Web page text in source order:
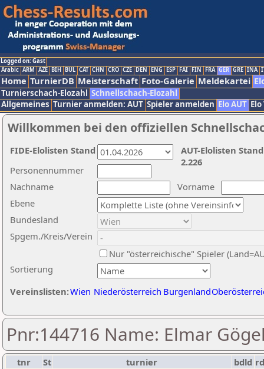
Logged on: Gast
Arabic ARM AZE BIH BUL CAT CHN CRO CZE DEN ENG ESP FAI FIN FRA GER GRE INA
Home TurnierDB Meisterschaft Foto-Galerie Meldekartei
Turnierschach-Elozahl Schnellschach-Elozahl
Allgemeines Turnier anmelden: AUT Spieler anmelden Elo AUT
Willkommen bei den offiziellen
Nachname
Vorname
Ebene
Sortierung
Personennummer
Bundesland
Spgem./Kreis/Verein
Nur "österreichische" Spieler
Vereinslisten:Wien Niederösterreich Burgenland
AUT-Elolisten
2.226
FIDE-Elolisten Stand
Pnr:144716 Name: Elmar
tnr St turnier bdld rd